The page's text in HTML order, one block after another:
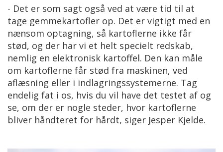
- Det er som sagt også ved at være tid til at
tage gemmekartofler op. Det er vigtigt med en
nænsom optagning, så kartoflerne ikke får
stød, og der har vi et helt specielt redskab,
nemlig en elektronisk kartoffel. Den kan måle
om kartoflerne får stød fra maskinen, ved
aflæsning eller i indlagringssystemerne. Tag
endelig fat i os, hvis du vil have det testet af og
se, om der er nogle steder, hvor kartoflerne
bliver håndteret for hårdt, siger Jesper Kjelde.